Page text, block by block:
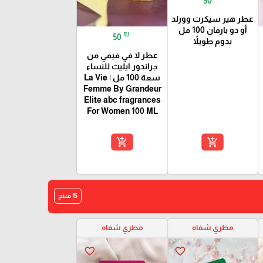
عطر هير سيكرت وورلد
أو دو بارفان 100 مل
يدوم طويلاً
add_shopping_cart
50 ₪
عطر لا في فيمي من
جراندور ايليت للنساء
سعة 100 مل | La Vie
Femme By Grandeur
Elite abc fragrances
For Women 100 ML
add_shopping_cart
15 منتج
مطري شفاه
favorite_border
مطري شفاه
favorite_border